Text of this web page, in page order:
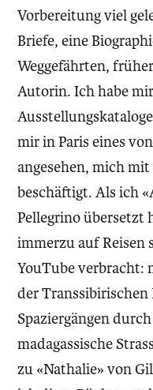
Vorbereitung viel
Briefe, eine
Weggefährten,
Autorin. Ich habe
mir in Paris eines
angesehen, mich
beschäftigt. Als ich
Pellegrino übersetzt
immerzu auf Reisen
YouTube verbracht:
der Transsibirischen
Spaziergängen
madagassische
zu «Nathalie» von